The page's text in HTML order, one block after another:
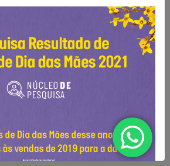
sua atualização e transformação.